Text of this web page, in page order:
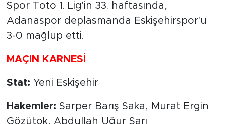
Spor Toto 1. Lig'in 33. haftasında,
Adanaspor deplasmanda Eskişehirspor'u
3-0 mağlup etti.
MAÇIN KARNESİ
Stat: Yeni Eskişehir
Hakemler: Sarper Barış Saka, Murat Ergin
Gözütok, Abdullah Uğur Sarı